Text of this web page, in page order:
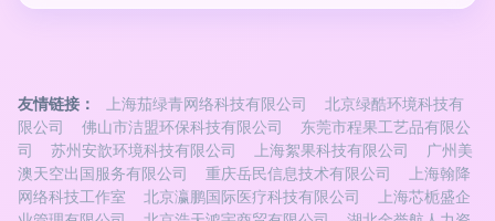
友情链接： 上海茄绿青网络科技有限公司
北京绿酷环境科技有
限公司
佛山市洁盟环保科技有限公司
东莞市程果工艺品有限公
司
苏州安歆环境科技有限公司 上海絮果科技有限公司
广州美
澳天空出国服务有限公司
重庆岳民信息技术有限公司
上海翰降
网络科技工作室
北京瀛鹏国际医疗科技有限公司
上海芯栀盛企